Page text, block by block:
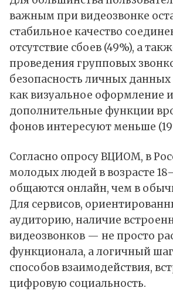
важным при видеозвонке
стабильное качество
отсутствие сбоев (49%), а
проведения групповых
безопасность личных данных
как визуальное оформление
дополнительные функции
фонов интересуют меньше
Согласно опросу ВЦИОМ, в
молодых людей в возрасте
общаются онлайн, чем в
Для сервисов,
аудиторию, наличие
видеозвонков — не просто
функционала, а логичный
способов взаимодействия,
цифровую социальность.